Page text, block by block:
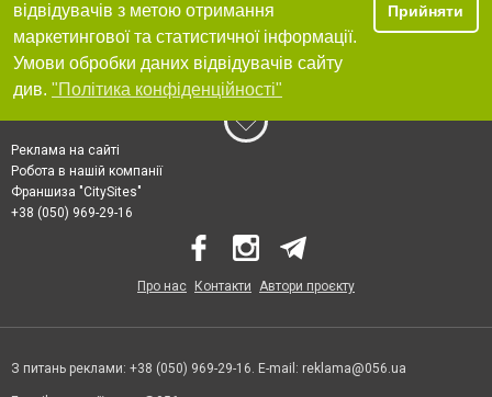
відвідувачів з метою отримання
маркетингової та статистичної інформації.
Умови обробки даних відвідувачів сайту
див. "Політика конфіденційності"
Прийняти
Реклама на сайті
Робота в нашій компанії
Франшиза "CitySites"
+38 (050) 969-29-16
Про нас Контакти Автори проєкту
З питань реклами: +38 (050) 969-29-16. E-mail: reklama@056.ua